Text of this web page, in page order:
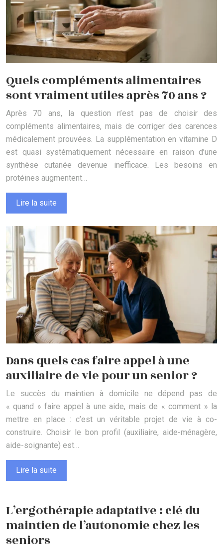
Quels compléments alimentaires
sont vraiment utiles après 70 ans ?
Après 70 ans, la question n’est pas de choisir des
compléments alimentaires, mais de corriger des carences
médicalement prouvées. La supplémentation en vitamine D
est quasi systématiquement nécessaire en raison d’une
synthèse cutanée devenue inefficace. Les besoins en
protéines augmentent…
Lire la suite
Dans quels cas faire appel à une
auxiliaire de vie pour un senior ?
Le succès du maintien à domicile ne dépend pas de
« quand » faire appel à une aide, mais de « comment » la
mettre en place : c’est un véritable projet de vie à co-
construire. Choisir le bon profil (auxiliaire, aide-ménagère,
aide-soignante) est…
Lire la suite
L’ergothérapie adaptative : clé du
maintien de l’autonomie chez les
seniors